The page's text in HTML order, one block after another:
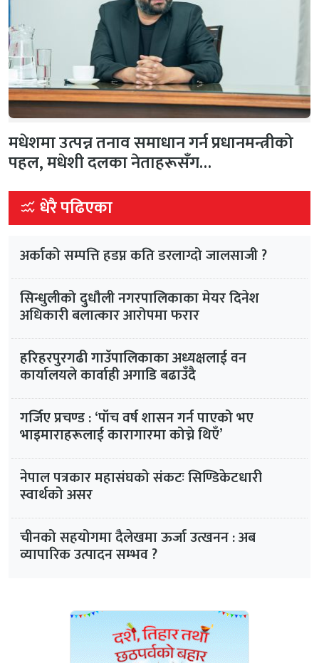
मधेशमा उत्पन्न तनाव समाधान गर्न प्रधानमन्त्रीको
पहल, मधेशी दलका नेताहरूसँग…
धेरै पढिएका
अर्काको सम्पत्ति हडप्न कति डरलाग्दो जालसाजी ?
सिन्धुलीको दुधौली नगरपालिकाका मेयर दिनेश
अधिकारी बलात्कार आरोपमा फरार
हरिहरपुरगढी गाउँपालिकाका अध्यक्षलाई वन
कार्यालयले कार्वाही अगाडि बढाउँदै
गर्जिए प्रचण्ड : ‘पाँच वर्ष शासन गर्न पाएको भए
भाइमाराहरूलाई कारागारमा कोच्ने थिएँ’
नेपाल पत्रकार महासंघको संकटः सिण्डिकेटधारी
स्वार्थको असर
चीनको सहयोगमा दैलेखमा ऊर्जा उत्खनन : अब
व्यापारिक उत्पादन सम्भव ?